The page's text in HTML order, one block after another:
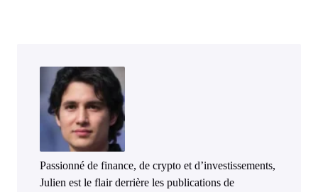
Passionné de finance, de crypto et d’investissements,
Julien est le flair derrière les publications de